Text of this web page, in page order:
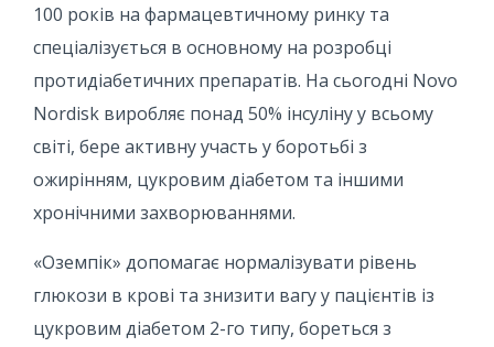
100 років на фармацевтичному ринку та
спеціалізується в основному на розробці
протидіабетичних препаратів. На сьогодні Novo
Nordisk виробляє понад 50% інсуліну у всьому
світі, бере активну участь у боротьбі з
ожирінням, цукровим діабетом та іншими
хронічними захворюваннями.
«Оземпік» допомагає нормалізувати рівень
глюкози в крові та знизити вагу у пацієнтів із
цукровим діабетом 2-го типу, бореться з